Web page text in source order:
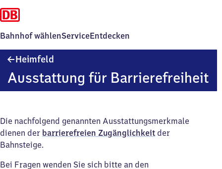
Bahnhof wählenServiceEntdecken
Heimfeld
Ausstattung für Barrierefreiheit
Die nachfolgend genannten Ausstattungsmerkmale
dienen der barrierefreien Zugänglichkeit der
Bahnsteige.
Bei Fragen wenden Sie sich bitte an den